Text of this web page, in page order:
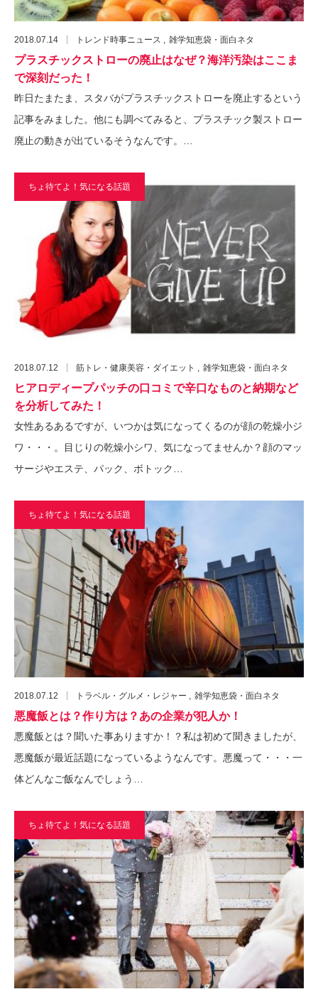
2018.07.14 トレンド時事ニュース 雑学知恵袋・面白ネタ
プラスチックストローの廃止はなぜ？海洋汚染はここま
で深刻だった！
昨日たまたま、スタバがプラスチックストローを廃止するという
記事をみました。他にも調べてみると、プラスチック製ストロー
廃止の動きが出ているそうなんです。…
ちょ待てよ！気になる話題
2018.07.12 筋トレ・健康美容・ダイエット 雑学知恵袋・面白ネタ
ヒアロディープパッチの口コミで辛口なものと納期など
を分析してみた！
女性あるあるですが、いつかは気になってくるのが顔の乾燥小ジ
ワ・・・。目じりの乾燥小シワ、気になってませんか？顔のマッ
サージやエステ、パック、ボトック…
ちょ待てよ！気になる話題
2018.07.12 トラベル・グルメ・レジャー 雑学知恵袋・面白ネタ
悪魔飯とは？作り方は？あの企業が犯人か！
悪魔飯とは？聞いた事ありますか！？私は初めて聞きましたが、
悪魔飯が最近話題になっているようなんです。悪魔って・・・一
体どんなご飯なんでしょう…
ちょ待てよ！気になる話題